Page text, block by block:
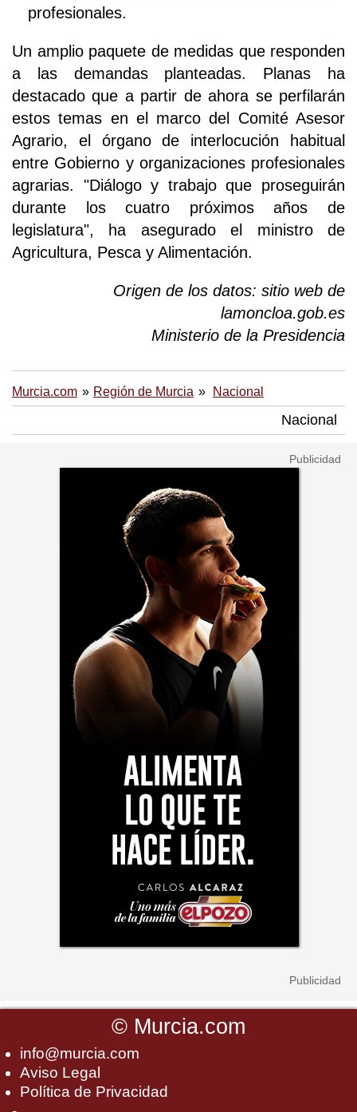
profesionales.
Un amplio paquete de medidas que responden
a las demandas planteadas. Planas ha
destacado que a partir de ahora se perfilarán
estos temas en el marco del Comité Asesor
Agrario, el órgano de interlocución habitual
entre Gobierno y organizaciones profesionales
agrarias. "Diálogo y trabajo que proseguirán
durante los cuatro próximos años de
legislatura", ha asegurado el ministro de
Agricultura, Pesca y Alimentación.
Origen de los datos: sitio web de
lamoncloa.gob.es
Ministerio de la Presidencia
Murcia.com Región de Murcia Nacional
Nacional
© Murcia.com
info@murcia.com
Aviso Legal
Política de Privacidad